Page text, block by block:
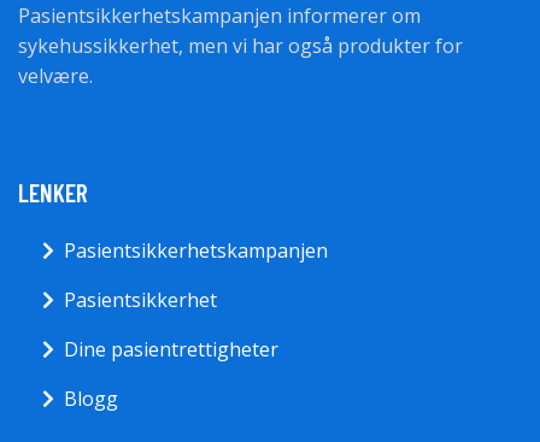
Pasientsikkerhetskampanjen informerer om
sykehussikkerhet, men vi har også produkter for
velvære.
LENKER
Pasientsikkerhetskampanjen
Pasientsikkerhet
Dine pasientrettigheter
Blogg